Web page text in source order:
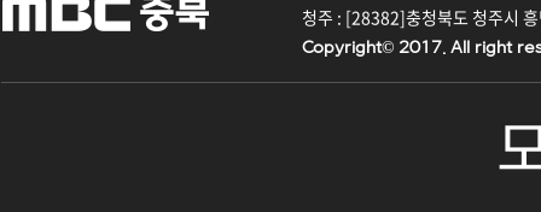
청주 : [28382]충청북도 청주시
Copyright© 2017. All right